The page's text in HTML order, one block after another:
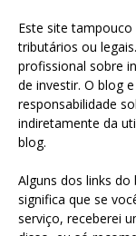
Este site
tributários ou
profissional sobre
de investir. O blog
responsabilidade
indiretamente da
blog.
Alguns dos links do
significa que se
serviço, receberei